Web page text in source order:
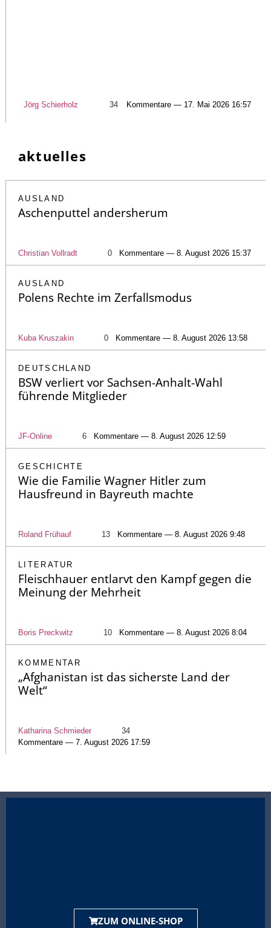
Jörg Schierholz 34 Kommentare — 17. Mai 2026 16:57
aktuelles
AUSLAND
Aschenputtel andersherum
Christian Vollradt 0 Kommentare — 8. August 2026 15:37
AUSLAND
Polens Rechte im Zerfallsmodus
Kuba Kruszakin 0 Kommentare — 8. August 2026 13:58
DEUTSCHLAND
BSW verliert vor Sachsen-Anhalt-Wahl
führende Mitglieder
JF-Online 6 Kommentare — 8. August 2026 12:59
GESCHICHTE
Wie die Familie Wagner Hitler zum
Hausfreund in Bayreuth machte
Roland Frühauf 13 Kommentare — 8. August 2026 9:48
LITERATUR
Fleischhauer entlarvt den Kampf gegen die
Meinung der Mehrheit
Boris Preckwitz 10 Kommentare — 8. August 2026 8:04
KOMMENTAR
„Afghanistan ist das sicherste Land der
Welt“
Katharina Schmieder
34
Kommentare — 7. August 2026 17:59
ZUM ONLINE-SHOP